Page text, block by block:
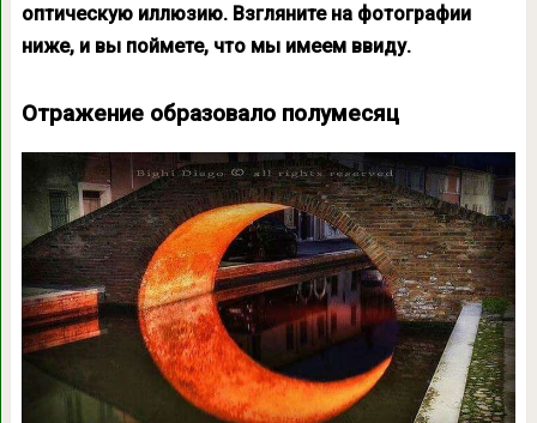
оптическую иллюзию. Взгляните на фотографии
ниже, и вы поймете, что мы имеем ввиду.
Отражение образовало полумесяц